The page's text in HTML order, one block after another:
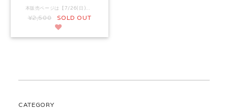
本販売ページは【7/26(日)開催】織莉叶週刊ヤングジャンプ掲載記念イベント（以下、本イベント）のイベントご参加チケット販売ページではございません。本イベントご参加の方は下記URLからお申し込みください。 ■【7/26(日)開催】織莉叶週刊ヤングジャンプ掲載記念イベント https://livepocket.jp/e/s27qp ■本ページ商品内容 サイン＆宛名入りリモートチェキ 1枚2,500円（送料別） 当日会場にてチェキ撮影、本人より希望宛名とサインを入れ配送いたします。 ※配送は9月上旬を予定としております。 ▼注意事項 ・宛名なし（サインのみ）は指定できません。 ・宛名にはお名前・ニックネーム等のみを記載ください。メッセージや文章を入れても無効となります。 ・名前以外のプライバシー情報（SNSアカウント・メールアドレス等）を入れても無効となります。 ・入力された宛名に、プライバシー情報やメッセージが含まれる場合、またはスタッフが不適切と判断した場合該当内容を変更、削除させていただく場合があります。 (変更後の宛名は本名の氏名とさせていただきます。) ・チェキ等に関するリクエスト（ポーズ・衣装など）は一切対応できません。 ▼よくあるご質問 ・本リモートチェキ販売に伴うオンラインサイン会の実施はございません。 ・本リモートチェキ販売に伴う複数枚購入特典はございません。
¥2,500 SOLD OUT
CATEGORY